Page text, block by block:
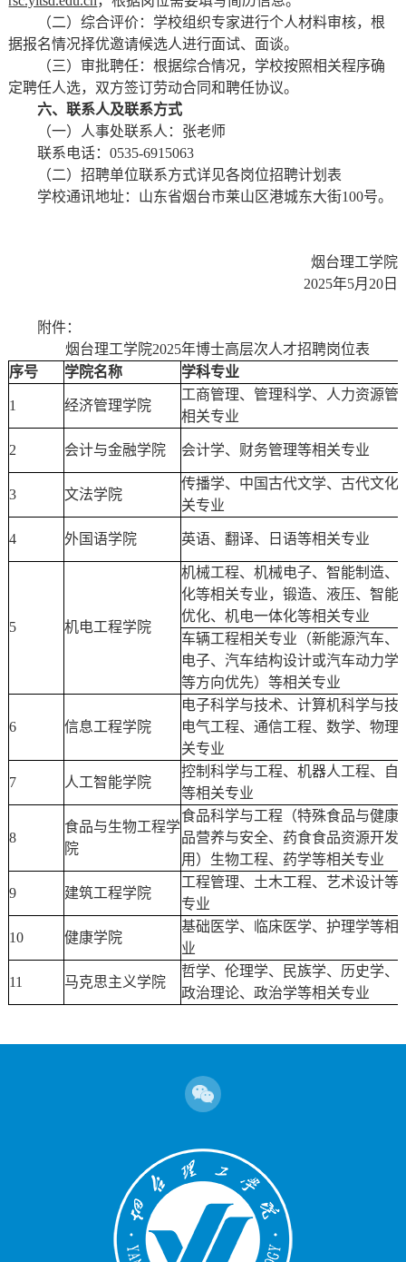
（二）综合评价：学校组织专家进行个人材料审核，根
据报名情况择优邀请候选人进行面试、面谈。
（三）审批聘任：根据综合情况，学校按照相关程序确
定聘任人选，双方签订劳动合同和聘任协议。
六、联系人及联系方式
（一）人事处联系人：张老师
联系电话：0535-6915063
（二）招聘单位联系方式详见各岗位招聘计划表
学校通讯地址：山东省烟台市莱山区港城东大街100号。
烟台理工学院
2025年5月20日
附件：
烟台理工学院2025年博士高层次人才招聘岗位表
序号
学院名称 学科专业
1 经济管理学院
工商管理、管理科学、人力资源管
相关专业
2 会计与金融学院 会计学、财务管理等相关专业
3 文法学院
传播学、中国古代文学、古代文化
关专业
4 外国语学院 英语、翻译、日语等相关专业
5 机电工程学院
机械工程、机械电子、智能制造、
化等相关专业，锻造、液压、智能
优化、机电一体化等相关专业
车辆工程相关专业（新能源汽车、
电子、汽车结构设计或汽车动力学
等方向优先）等相关专业
6 信息工程学院
电子科学与技术、计算机科学与技
电气工程、通信工程、数学、物理
关专业
7 人工智能学院
控制科学与工程、机器人工程、自
等相关专业
8
食品与生物工程学
院
食品科学与工程（特殊食品与健康
品营养与安全、药食食品资源开发
用）生物工程、药学等相关专业
9 建筑工程学院
工程管理、土木工程、艺术设计等
专业
10 健康学院
基础医学、临床医学、护理学等相
业
11 马克思主义学院
哲学、伦理学、民族学、历史学、
政治理论、政治学等相关专业